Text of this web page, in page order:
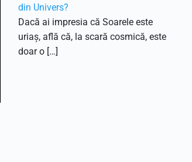
din Univers?
Dacă ai impresia că Soarele este
uriaș, află că, la scară cosmică, este
doar o […]